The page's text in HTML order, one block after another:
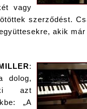
vagy
szerződést.
akik
:
dolog,
azt
„A